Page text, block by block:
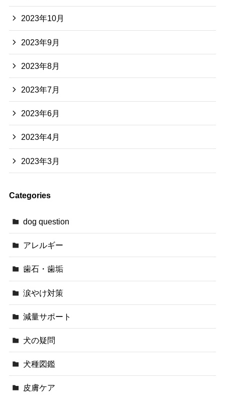
2023年10月
2023年9月
2023年8月
2023年7月
2023年6月
2023年4月
2023年3月
Categories
dog question
アレルギー
歯石・歯垢
涙やけ対策
減量サポート
犬の疑問
犬種図鑑
皮膚ケア